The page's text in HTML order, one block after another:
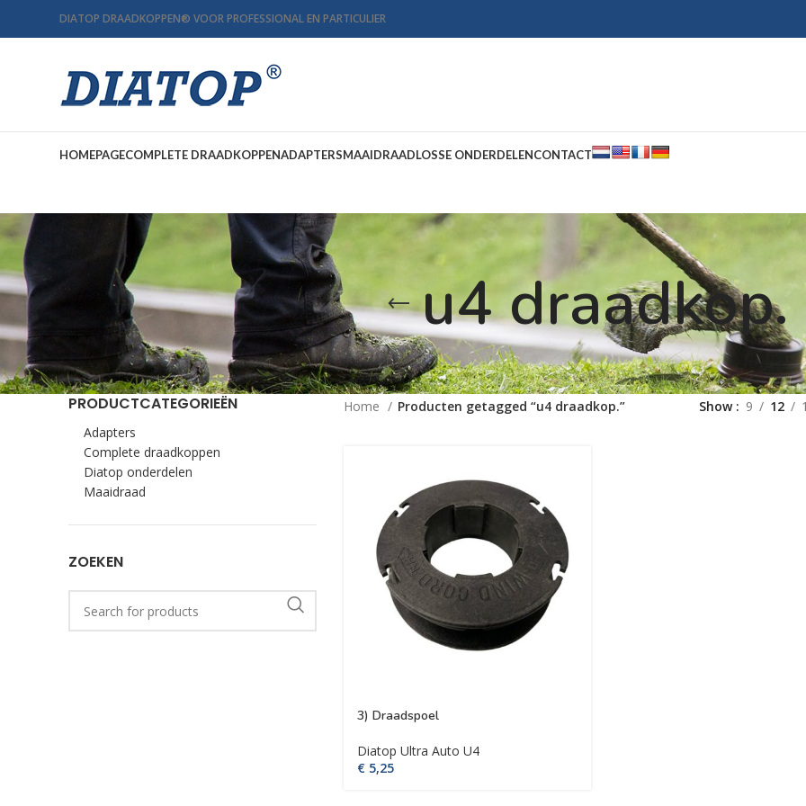
DIATOP DRAADKOPPEN® VOOR PROFESSIONAL EN PARTICULIER
HOMEPAGECOMPLETE DRAADKOPPENADAPTERSMAAIDRAADLOSSE ONDERDELENCONTACT
u4 draadkop.
PRODUCTCATEGORIEËN
Adapters
Complete draadkoppen
Diatop onderdelen
Maaidraad
ZOEKEN
Home Producten getagged “u4 draadkop.” Show 9 12
3) Draadspoel
Diatop Ultra Auto U4
€